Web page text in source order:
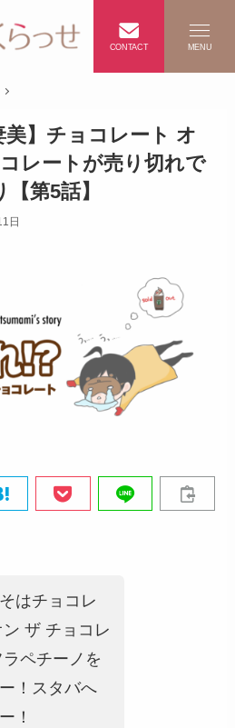
CONTACT MENU
美】チョコレート オ
レートが売り切れで
第5話】
日
はチョコレ
ザ チョコレ
ペチーノを
！スタバへ
！